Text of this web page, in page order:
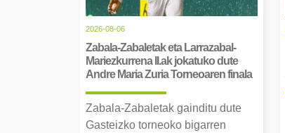
2026-08-06
Zabala-Zabaletak eta Larrazabal-
Mariezkurrena II.ak jokatuko dute
Andre Maria Zuria Torneoaren finala
Zabala-Zabaletak gainditu dute
Gasteizko torneoko bigarren